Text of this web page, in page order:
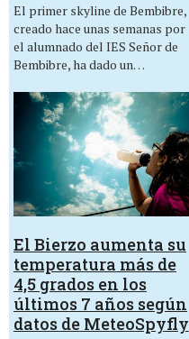
El primer skyline de Bembibre,
creado hace unas semanas por
el alumnado del IES Señor de
Bembibre, ha dado un…
El Bierzo aumenta su
temperatura más de
4,5 grados en los
últimos 7 años según
datos de MeteoSpyfly